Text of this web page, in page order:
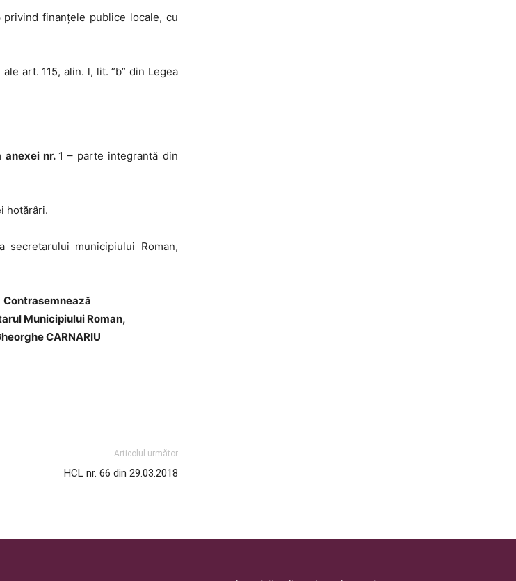
finanţele publice locale, cu
art. 115, alin. l, lit. ”b” din Legea
anexei nr. 1 – parte integrantă din
hotărâri.
municipiului Roman,
Contrasemnează
Municipiului Roman,
CARNARIU
Articolul următor
HCL nr. 66 din 29.03.2018